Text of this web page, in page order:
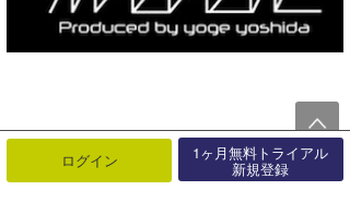
ログイン 1ヶ月無料トライアル
新規登録